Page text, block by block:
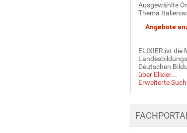
Ausgewählte
Thema
ELIXIER ist die
Deutschen
über Elixier...
Erweiterte